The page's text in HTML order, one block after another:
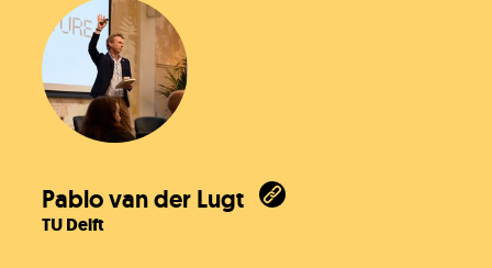
Pablo van der Lugt
TU Delft